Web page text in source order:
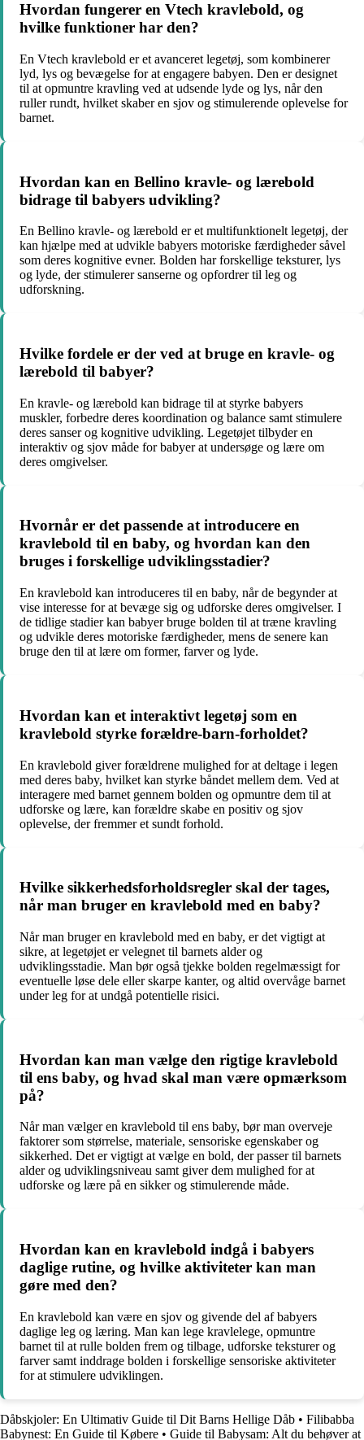
Hvordan fungerer en Vtech kravlebold, og
hvilke funktioner har den?
En Vtech kravlebold er et avanceret legetøj, som kombinerer
lyd, lys og bevægelse for at engagere babyen. Den er designet
til at opmuntre kravling ved at udsende lyde og lys, når den
ruller rundt, hvilket skaber en sjov og stimulerende oplevelse for
barnet.
Hvordan kan en Bellino kravle- og lærebold
bidrage til babyers udvikling?
En Bellino kravle- og lærebold er et multifunktionelt legetøj, der
kan hjælpe med at udvikle babyers motoriske færdigheder såvel
som deres kognitive evner. Bolden har forskellige teksturer, lys
og lyde, der stimulerer sanserne og opfordrer til leg og
udforskning.
Hvilke fordele er der ved at bruge en kravle- og
lærebold til babyer?
En kravle- og lærebold kan bidrage til at styrke babyers
muskler, forbedre deres koordination og balance samt stimulere
deres sanser og kognitive udvikling. Legetøjet tilbyder en
interaktiv og sjov måde for babyer at undersøge og lære om
deres omgivelser.
Hvornår er det passende at introducere en
kravlebold til en baby, og hvordan kan den
bruges i forskellige udviklingsstadier?
En kravlebold kan introduceres til en baby, når de begynder at
vise interesse for at bevæge sig og udforske deres omgivelser. I
de tidlige stadier kan babyer bruge bolden til at træne kravling
og udvikle deres motoriske færdigheder, mens de senere kan
bruge den til at lære om former, farver og lyde.
Hvordan kan et interaktivt legetøj som en
kravlebold styrke forældre-barn-forholdet?
En kravlebold giver forældrene mulighed for at deltage i legen
med deres baby, hvilket kan styrke båndet mellem dem. Ved at
interagere med barnet gennem bolden og opmuntre dem til at
udforske og lære, kan forældre skabe en positiv og sjov
oplevelse, der fremmer et sundt forhold.
Hvilke sikkerhedsforholdsregler skal der tages,
når man bruger en kravlebold med en baby?
Når man bruger en kravlebold med en baby, er det vigtigt at
sikre, at legetøjet er velegnet til barnets alder og
udviklingsstadie. Man bør også tjekke bolden regelmæssigt for
eventuelle løse dele eller skarpe kanter, og altid overvåge barnet
under leg for at undgå potentielle risici.
Hvordan kan man vælge den rigtige kravlebold
til ens baby, og hvad skal man være opmærksom
på?
Når man vælger en kravlebold til ens baby, bør man overveje
faktorer som størrelse, materiale, sensoriske egenskaber og
sikkerhed. Det er vigtigt at vælge en bold, der passer til barnets
alder og udviklingsniveau samt giver dem mulighed for at
udforske og lære på en sikker og stimulerende måde.
Hvordan kan en kravlebold indgå i babyers
daglige rutine, og hvilke aktiviteter kan man
gøre med den?
En kravlebold kan være en sjov og givende del af babyers
daglige leg og læring. Man kan lege kravlelege, opmuntre
barnet til at rulle bolden frem og tilbage, udforske teksturer og
farver samt inddrage bolden i forskellige sensoriske aktiviteter
for at stimulere udviklingen.
Dåbskjoler: En Ultimativ Guide til Dit Barns Hellige Dåb • Filibabba
Babynest: En Guide til Købere • Guide til Babysam: Alt du behøver at